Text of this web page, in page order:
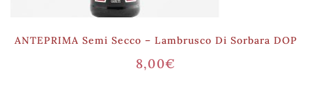
ANTEPRIMA Semi Secco – Lambrusco Di Sorbara DOP
8,00€